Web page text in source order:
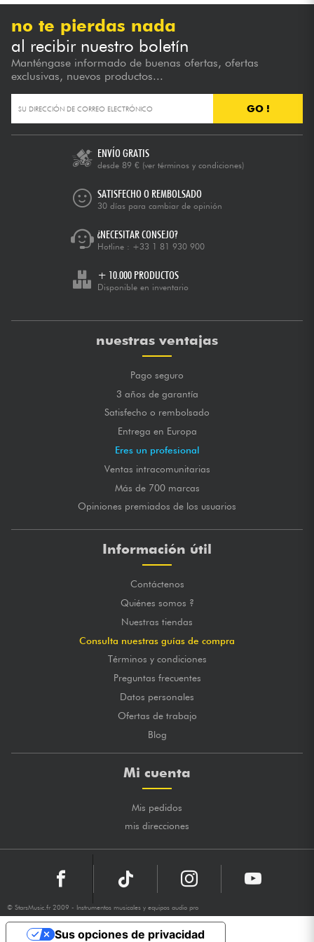
no te pierdas nada
al recibir nuestro boletín
Manténgase informado de buenas ofertas, ofertas
exclusivas, nuevos productos...
GO !
ENVÍO GRATIS
desde 89 € (ver términos y condiciones)
SATISFECHO O REMBOLSADO
30 días para cambiar de opinión
¿NECESITAR CONSEJO?
Hotline : +33 1 81 930 900
+ 10.000 PRODUCTOS
Disponible en inventario
nuestras ventajas
Pago seguro
3 años de garantía
Satisfecho o rembolsado
Entrega en Europa
Eres un profesional
Ventas intracomunitarias
Más de 700 marcas
Opiniones premiados de los usuarios
Información útil
Contáctenos
Quiénes somos ?
Nuestras tiendas
Consulta nuestras guías de compra
Términos y condiciones
Preguntas frecuentes
Datos personales
Ofertas de trabajo
Blog
Mi cuenta
Mis pedidos
mis direcciones
© StarsMusic.fr 2009 - Instrumentos musicales y equipos audio pro
Sus opciones de privacidad